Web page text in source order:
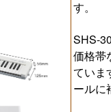
す。
SHS-
価格帯
ていま
ールに